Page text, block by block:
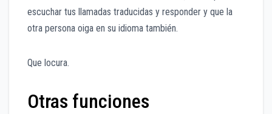
escuchar tus llamadas traducidas y responder y que la
otra persona oiga en su idioma también.
Que locura.
Otras funciones